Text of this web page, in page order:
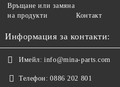
Връщане или замяна
на продукти
Контакт
Информация за контакти:
Имейл: info@mina-parts.com
Телефон: 0886 202 801